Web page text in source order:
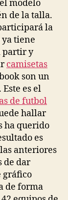
modelo
de la talla.
la
ya tiene
partir y
camisetas
son un
es el
de futbol
hallar
ha querido
es
anteriores
de dar
gráfico
de forma